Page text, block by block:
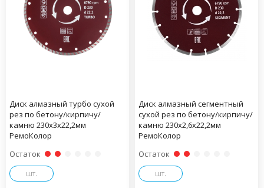
Диск алмазный турбо сухой
рез по бетону/кирпичу/
камню 230х3х22,2мм
РемоКолор
Остаток
шт.
Диск алмазный сегментный
сухой рез по бетону/кирпичу/
камню 230х2,6х22,2мм
РемоКолор
Остаток
шт.